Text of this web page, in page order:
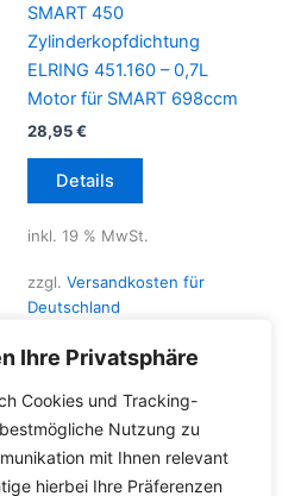
Ihre Privatsphäre
Cookies und Tracking-
Nutzung zu
mit Ihnen relevant
hierbei Ihre Präferenzen
SMART 450
Zylinderkopfdichtung
ELRING 451.160 – 0,7L
Motor für SMART 698ccm
28,95€
Details
inkl. 19 % MwSt.
zzgl. Versandkosten für
Deutschland
Lieferzeit Deutschland: